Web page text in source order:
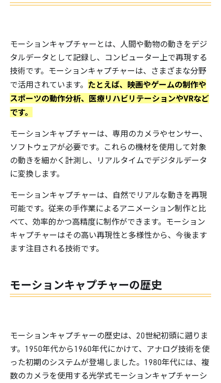
モーションキャプチャーとは、人間や動物の動きをデジ
タルデータとして記録し、コンピューター上で再現する
技術です。モーションキャプチャーは、さまざまな分野
で活用されています。 たとえば、映画やゲームの制作や
スポーツの動作分析、医療リハビリテーションやVRなど
です。
モーションキャプチャーは、専用のカメラやセンサー、
ソフトウェアが必要です。これらの機材を使用して対象
の動きを細かく計測し、リアルタイムでデジタルデータ
に変換します。
モーションキャプチャーは、自然でリアルな動きを再現
可能です。従来の手作業によるアニメーション制作と比
べて、効率的かつ高精度に制作ができます。モーション
キャプチャーはその高い再現性と多様性から、今後ます
ます注目される技術です。
モーションキャプチャーの歴史
モーションキャプチャーの歴史は、20世紀初頭に遡りま
す。1950年代から1960年代にかけて、アナログ技術を使
った初期のシステムが登場しました。1980年代には、複
数のカメラを使用する光学式モーションキャプチャーシ